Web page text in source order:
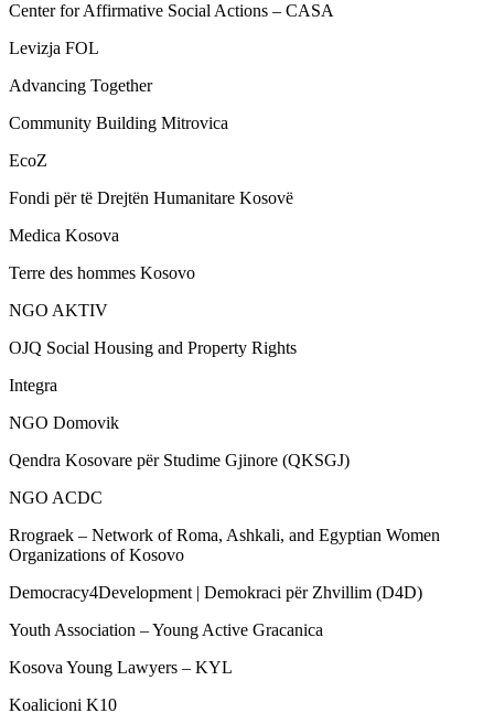
Center for Affirmative Social Actions – CASA
Levizja FOL
Advancing Together
Community Building Mitrovica
EcoZ
Fondi për të Drejtën Humanitare Kosovë
Medica Kosova
Terre des hommes Kosovo
NGO AKTIV
OJQ Social Housing and Property Rights
Integra
NGO Domovik
Qendra Kosovare për Studime Gjinore (QKSGJ)
NGO ACDC
Rrograek – Network of Roma, Ashkali, and Egyptian Women
Organizations of Kosovo
Democracy4Development | Demokraci për Zhvillim (D4D)
Youth Association – Young Active Gracanica
Kosova Young Lawyers – KYL
Koalicioni K10